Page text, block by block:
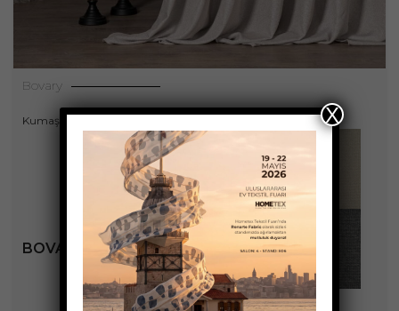
Bovary
Kumaşlar
BOVARY KOLEKSIYONU
X